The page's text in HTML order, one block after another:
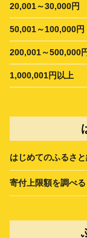
20,001～30,000円
50,001～100,000円
200,001～500,000
1,000,001円以上
はじめてのふるさ
寄付上限額を調べる